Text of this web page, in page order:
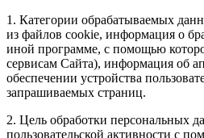
1. Категории обрабатываемых
из файлов cookie, информация о
иной программе, с помощью
сервисам Сайта), информация об
обеспечении устройства
запрашиваемых страниц.
2. Цель обработки персональных
пользовательской активности с